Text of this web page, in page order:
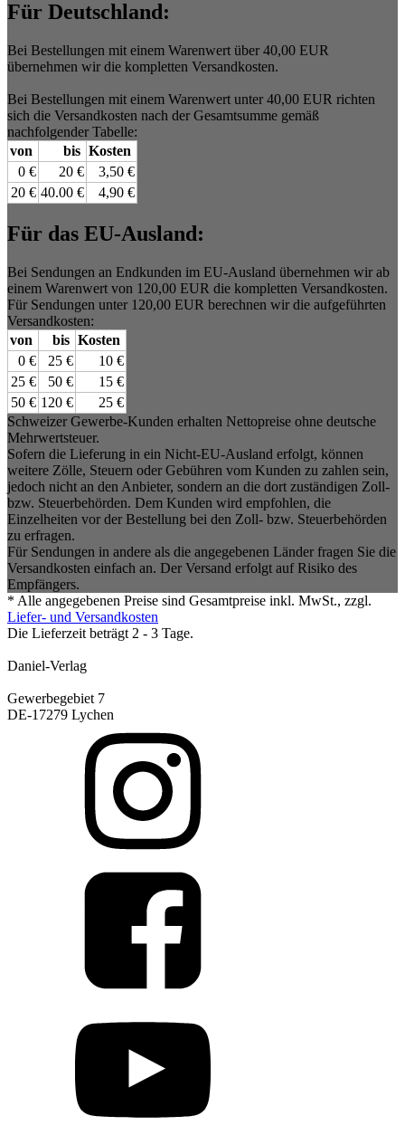
Für Deutschland:
Bei Bestellungen mit einem Warenwert über 40,00 EUR
übernehmen wir die kompletten Versandkosten.
Bei Bestellungen mit einem Warenwert unter 40,00 EUR richten
sich die Versandkosten nach der Gesamtsumme gemäß
nachfolgender Tabelle:
von
bis Kosten
0 €
20 €
3,50 €
20 € 40.00 € 4,90 €
Für das EU-Ausland:
Bei Sendungen an Endkunden im EU-Ausland übernehmen wir ab
einem Warenwert von 120,00 EUR die kompletten Versandkosten.
Für Sendungen unter 120,00 EUR berechnen wir die aufgeführten
Versandkosten:
von
bis Kosten
0 €
25 €
10 €
25 €
50 €
15 €
50 € 120 €
25 €
Schweizer Gewerbe-Kunden erhalten Nettopreise ohne deutsche
Mehrwertsteuer.
Sofern die Lieferung in ein Nicht-EU-Ausland erfolgt, können
weitere Zölle, Steuern oder Gebühren vom Kunden zu zahlen sein,
jedoch nicht an den Anbieter, sondern an die dort zuständigen Zoll-
bzw. Steuerbehörden. Dem Kunden wird empfohlen, die
Einzelheiten vor der Bestellung bei den Zoll- bzw. Steuerbehörden
zu erfragen.
Für Sendungen in andere als die angegebenen Länder fragen Sie die
Versandkosten einfach an. Der Versand erfolgt auf Risiko des
Empfängers.
* Alle angegebenen Preise sind Gesamtpreise inkl. MwSt., zzgl.
Liefer- und Versandkosten
Die Lieferzeit beträgt 2 - 3 Tage.
Daniel-Verlag
Gewerbegebiet 7
DE-17279 Lychen